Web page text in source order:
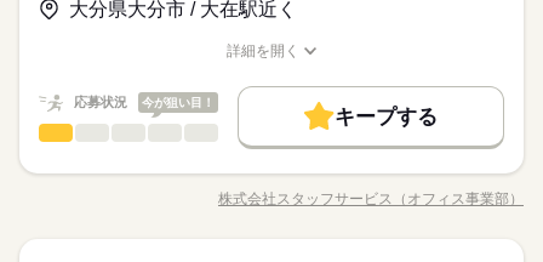
大分県大分市 / 大在駅近く
多い年齢層 低い
男性 女性
職種 データ入力・タイピング
自分の時間も大事にしたい。 そんな働き方を応援！ 残業少なめ
や土日休みの職場が多いので 仕事帰りに習い事、家でまった
詳細を開く
応募状況 今が狙い目！
キープする
職種/応募資格 給与/時間/休日
株式会社スタッフサービス（オフィス事業部）